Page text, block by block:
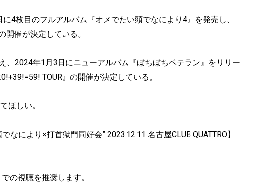
4枚目のフルアルバム『オメでたい頭でなにより4』を発売し、
開催が決定している。
、2024年1月3日にニューアルバム『ぼちぼちベテラン』をリリー
TOUR』の開催が決定している。
ほしい。
なにより×打首獄門同好会” 2023.12.11 名古屋CLUB QUATTRO】
の視聴を推奨します。